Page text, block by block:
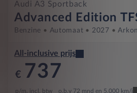
Audi A3 Sportback
Advanced Edition
Benzine Automaat 2027
All-inclusive prijs
€ 737
p/m. incl. btw o.b.v 72 mnd en 5,000 km/j